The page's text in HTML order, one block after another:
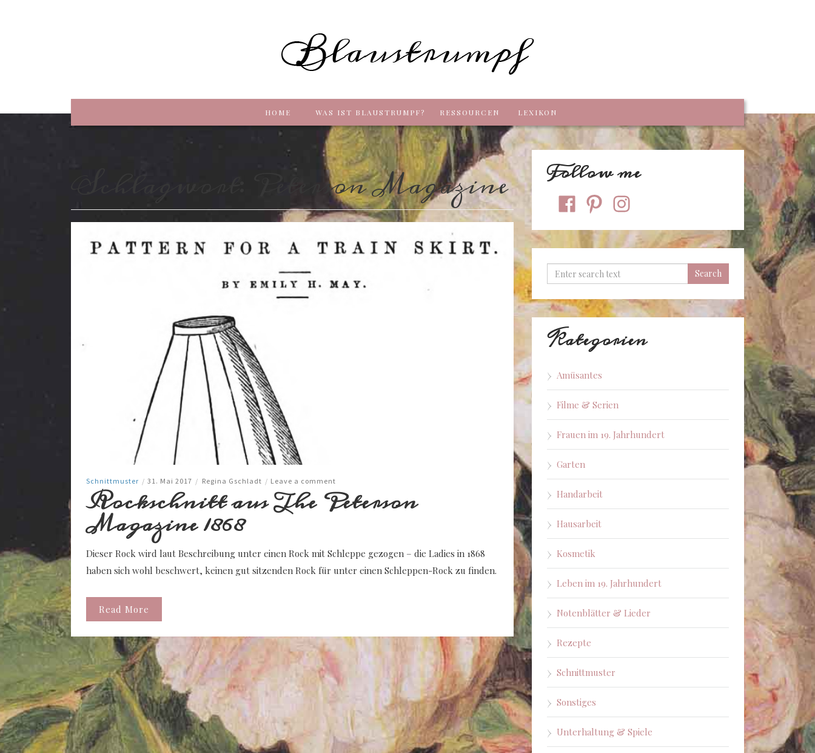
Blaustrumpf
HOME WAS IST BLAUSTRUMPF? RESSOURCEN LEXIKON
Peterson Magazine
Schnittmuster / 31. Mai 2017 / Regina Gschladt / Leave a comment
Rockschnitt aus The Peterson
Magazine 1868
Dieser Rock wird laut Beschreibung unter einen Rock mit Schleppe gezogen – die Ladies in 1868
haben sich wohl beschwert, keinen gut sitzenden Rock für unter einen Schleppen-Rock zu finden.
Read More
Follow me
facebookpinterestinstagram
Kategorien
Amüsantes
Filme & Serien
Frauen im 19. Jahrhundert
Garten
Handarbeit
Hausarbeit
Kosmetik
Leben im 19. Jahrhundert
Notenblätter & Lieder
Rezepte
Schnittmuster
Sonstiges
Unterhaltung & Spiele